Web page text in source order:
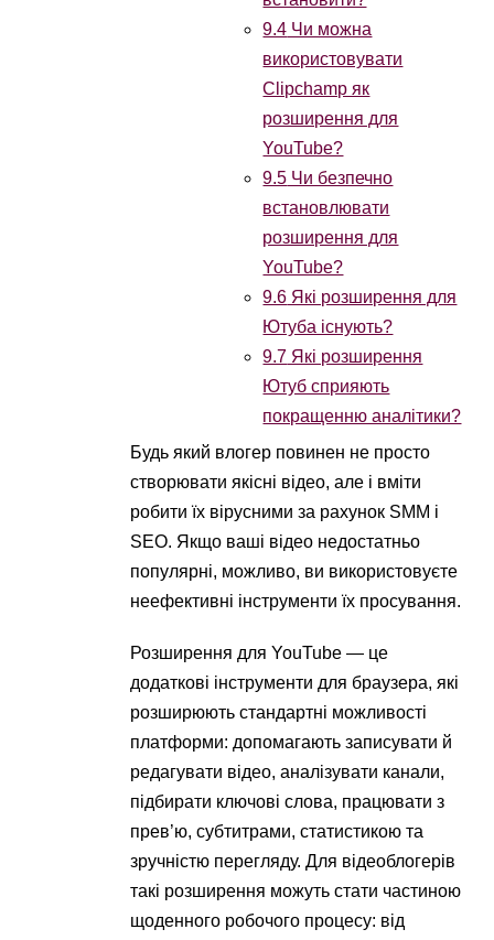
9.4 Чи можна
використовувати
Clipchamp як
розширення для
YouTube?
9.5 Чи безпечно
встановлювати
розширення для
YouTube?
9.6 Які розширення для
Ютуба існують?
9.7 Які розширення
Ютуб сприяють
покращенню аналітики?
Будь який влогер повинен не просто
створювати якісні відео, але і вміти
робити їх вірусними за рахунок SMM і
SEO. Якщо ваші відео недостатньо
популярні, можливо, ви використовуєте
неефективні інструменти їх просування.
Розширення для YouTube — це
додаткові інструменти для браузера, які
розширюють стандартні можливості
платформи: допомагають записувати й
редагувати відео, аналізувати канали,
підбирати ключові слова, працювати з
прев’ю, субтитрами, статистикою та
зручністю перегляду. Для відеоблогерів
такі розширення можуть стати частиною
щоденного робочого процесу: від